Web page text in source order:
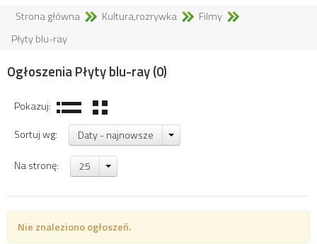
Strona główna Kultura,rozrywka
Filmy
Płyty blu-ray
Ogłoszenia Płyty blu-ray(0)
Pokazuj:
Sortuj wg:
Daty - najnowsze
Na stronę: 25
Nie znaleziono ogłoszeń.